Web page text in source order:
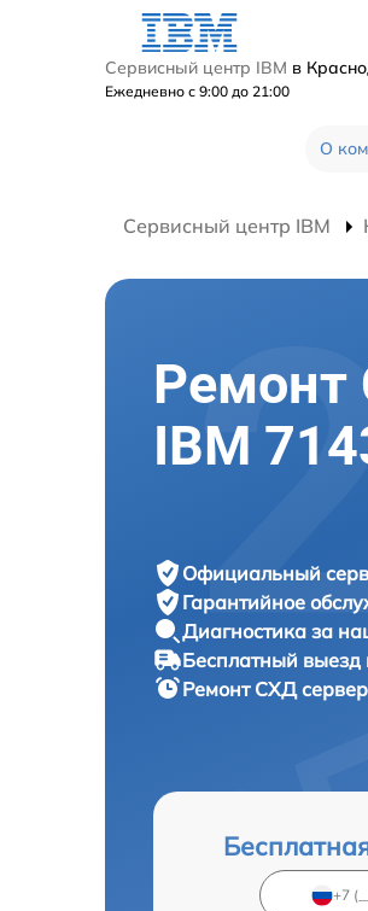
Сервисный центр IBM в
Ежедневно с 9:00 до 21:00
О
Сервисный центр IBM
Ремонт
IBM
Официальный
Гарантийное
Диагностика за
Бесплатный выезд
Ремонт СХД